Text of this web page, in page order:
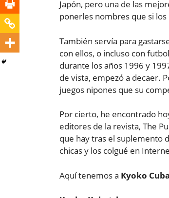
Japón, pero una de las
ponerles nombres que si
También servía para
con ellos, o incluso con
durante los años 1996 y
de vista, empezó a decaer.
juegos nipones que su
Por cierto, he encontrado
editores de la revista, The
que hay tras el suplemento
chicas y los colgué en
Aquí tenemos a Kyoko